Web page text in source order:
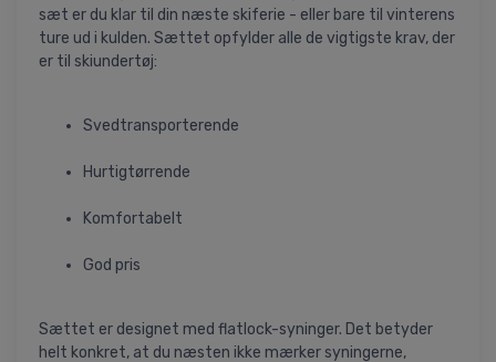
sæt er du klar til din næste skiferie - eller bare til vinterens
ture ud i kulden. Sættet opfylder alle de vigtigste krav, der
er til skiundertøj:
Svedtransporterende
Hurtigtørrende
Komfortabelt
God pris
Sættet er designet med flatlock-syninger. Det betyder
helt konkret, at du næsten ikke mærker syningerne,